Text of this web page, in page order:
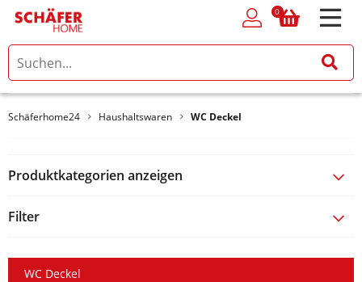
0
0
Schäferhome24 Haushaltswaren WC Deckel
Produktkategorien anzeigen
Filter
WC Deckel